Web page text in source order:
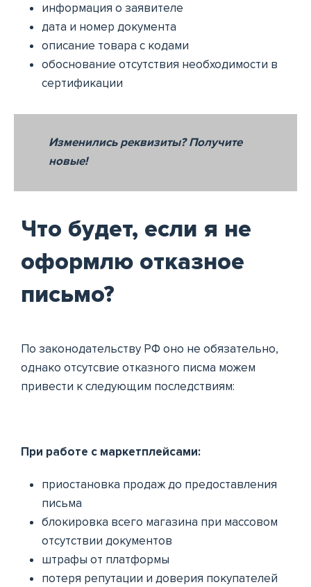
информация о заявителе
дата и номер документа
описание товара с кодами
обоснование отсутствия необходимости в
сертификации
Изменились реквизиты? Получите
новые!
Что будет, если я не
оформлю отказное
письмо?
По законодательству РФ оно не обязательно,
однако отсутсвие отказного писма можем
привести к следующим последствиям:
При работе с маркетплейсами:
приостановка продаж до предоставления
письма
блокировка всего магазина при массовом
отсутствии документов
штрафы от платформы
потеря репутации и доверия покупателей